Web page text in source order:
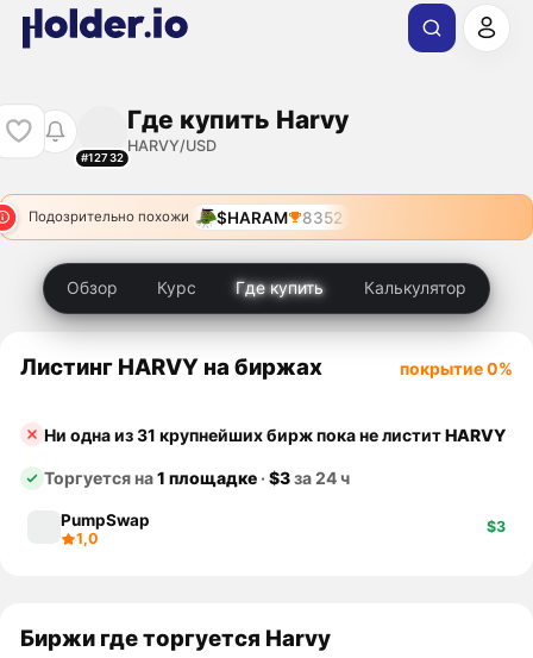
#12732
Где купить Harvy
HARVY/USD
Подозрительно похожи $HARAM 8352
Обзор Курс Где купить Калькулятор
Листинг HARVY на биржах покрытие 0%
Ни одна из 31 крупнейших бирж пока не листитHARVY
Торгуется на1 площадке ·$3за 24 ч
PumpSwap
1,0
$3
Биржи где торгуется Harvy